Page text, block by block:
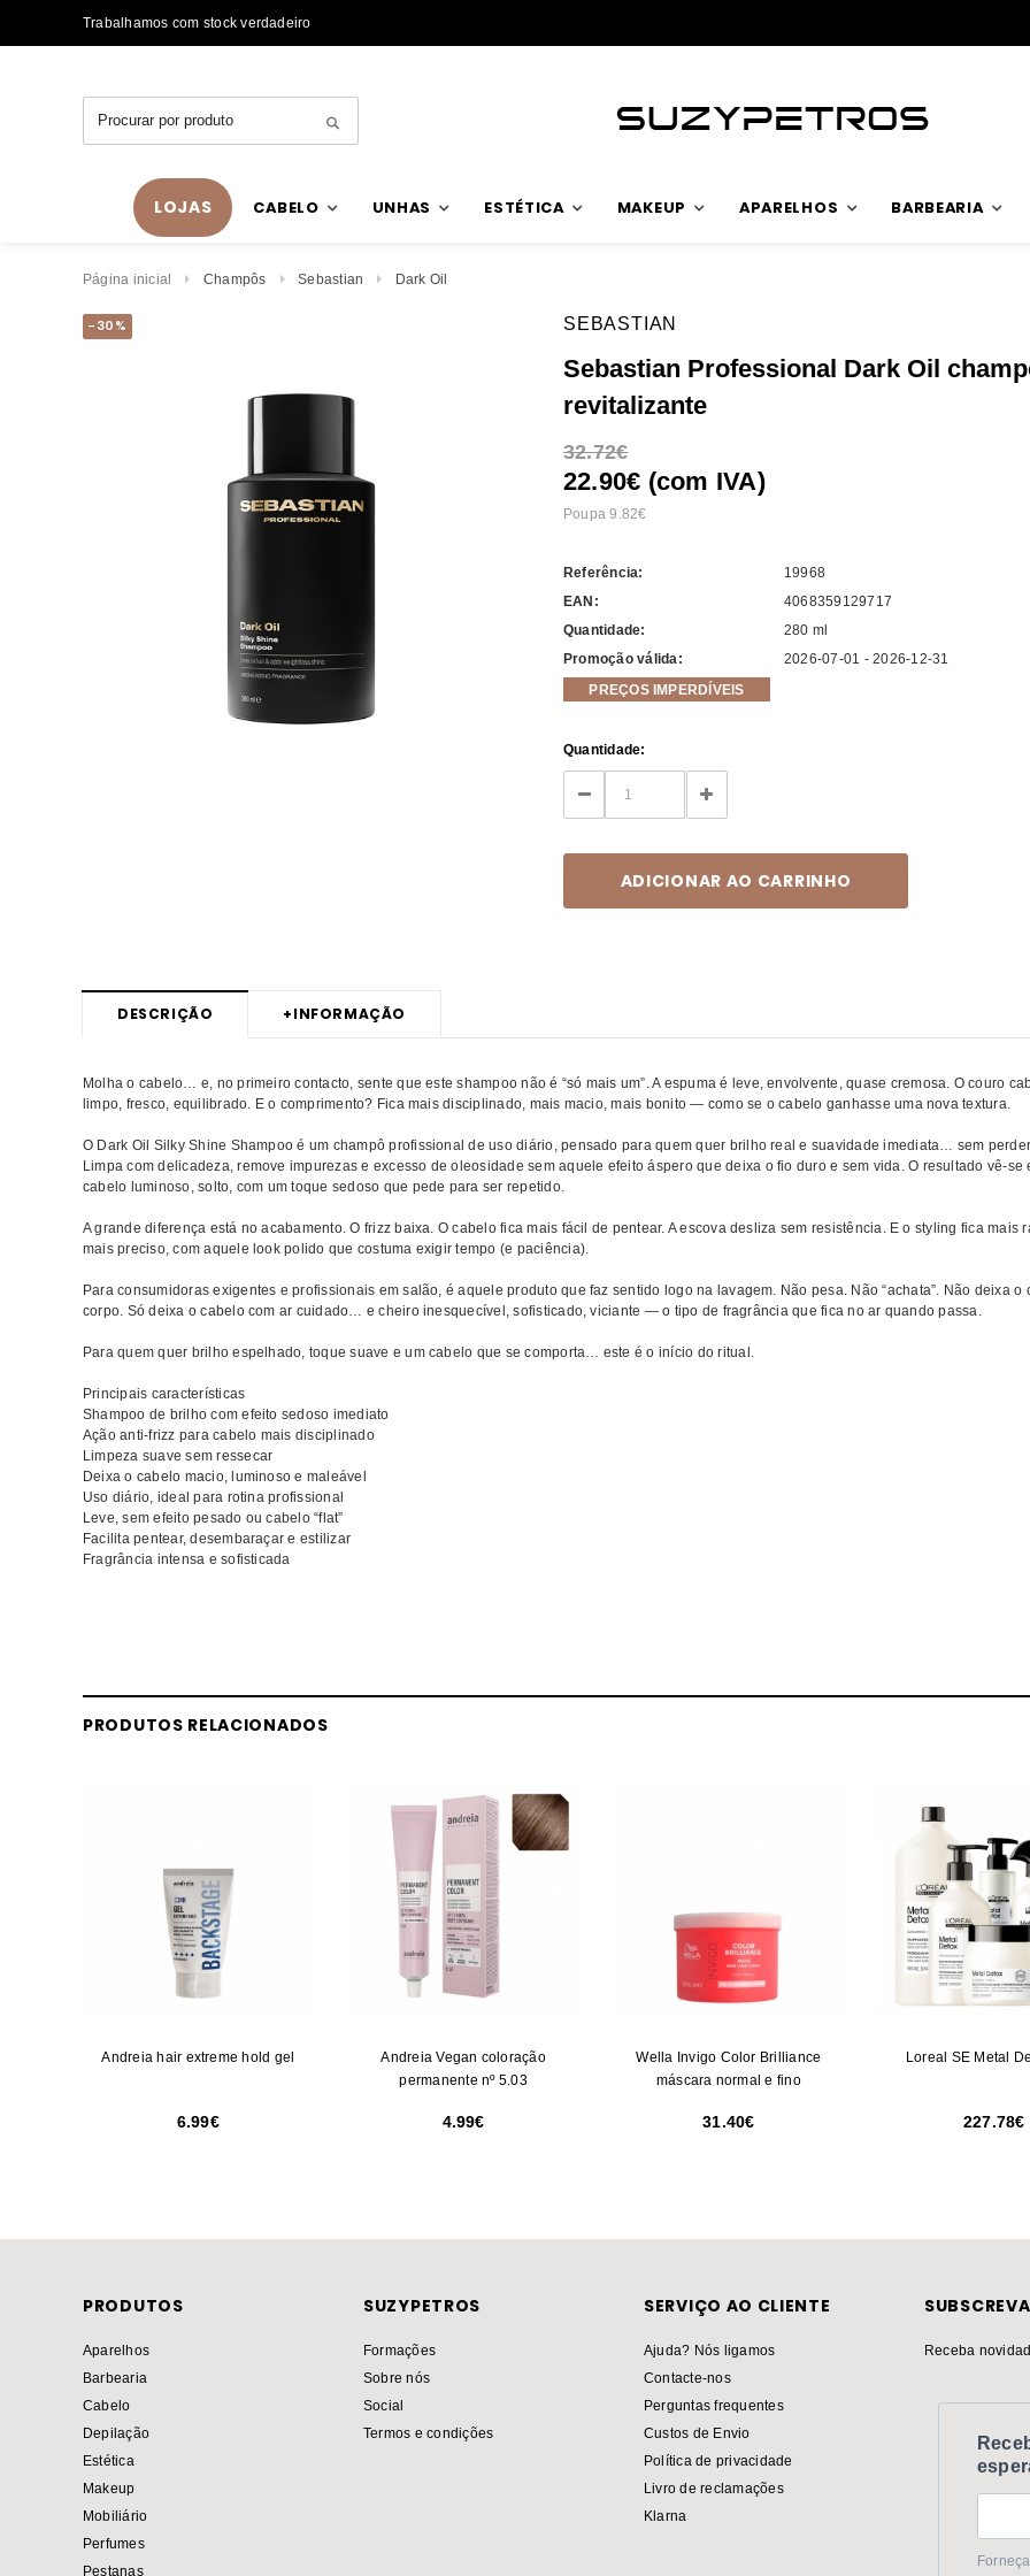
Trabalhamos com stock verdadeiro
LOJAS CABELO UNHAS ESTÉTICA MAKEUP APARELHOS BARBEARIA
Página inicial Champôs Sebastian Dark Oil
-30% SEBASTIAN
Sebastian Professional Dark Oil
revitalizante
32.72
22.90€ (com IVA)
Poupa 9.82
Referência:
19968
EAN:
4068359129717
Quantidade:
280 ml
Promoção válida:
2026-07-01 - 2026-12-31
PREÇOS IMPERDÍVEIS
Current
Stock:
Quantidade:
DECREASE
QUANTITY:
INCREASE
QUANTITY:
DESCRIÇÃO +INFORMAÇÃO
Molha o cabelo… e, no primeiro contacto, sente que este shampoo não é “só mais um”. A espuma é leve, envolvente, quase cremosa. O couro
limpo, fresco, equilibrado. E o comprimento? Fica mais disciplinado, mais macio, mais bonito — como se o cabelo ganhasse uma nova textura.
O Dark Oil Silky Shine Shampoo é um champô profissional de uso diário, pensado para quem quer brilho real e suavidade imediata… sem perder
Limpa com delicadeza, remove impurezas e excesso de oleosidade sem aquele efeito áspero que deixa o fio duro e sem vida. O resultado vê-se
cabelo luminoso, solto, com um toque sedoso que pede para ser repetido.
A grande diferença está no acabamento. O frizz baixa. O cabelo fica mais fácil de pentear. A escova desliza sem resistência. E o styling fica mais
mais preciso, com aquele look polido que costuma exigir tempo (e paciência).
Para consumidoras exigentes e profissionais em salão, é aquele produto que faz sentido logo na lavagem. Não pesa. Não “achata”. Não deixa o
corpo. Só deixa o cabelo com ar cuidado… e cheiro inesquecível, sofisticado, viciante — o tipo de fragrância que fica no ar quando passa.
Para quem quer brilho espelhado, toque suave e um cabelo que se comporta… este é o início do ritual.
Principais características
Shampoo de brilho com efeito sedoso imediato
Ação anti-frizz para cabelo mais disciplinado
Limpeza suave sem ressecar
Deixa o cabelo macio, luminoso e maleável
Uso diário, ideal para rotina profissional
Leve, sem efeito pesado ou cabelo “flat”
Facilita pentear, desembaraçar e estilizar
Fragrância intensa e sofisticada
PRODUTOS RELACIONADOS
Andreia hair extreme hold gel
6.99
Andreia Vegan coloração
permanente nº 5.03
4.99
Wella Invigo Color Brilliance
máscara normal e fino
31.40
Loreal SE Metal
227.78
PRODUTOS
Aparelhos
Barbearia
Cabelo
Depilação
Estética
Makeup
Mobiliário
Perfumes
Pestanas
SUZYPETROS
Formações
Sobre nós
Social
Termos e condições
SERVIÇO AO CLIENTE
Ajuda? Nós ligamos
Contacte-nos
Perguntas frequentes
Custos de Envio
Política de privacidade
Livro de reclamações
Klarna
Receba